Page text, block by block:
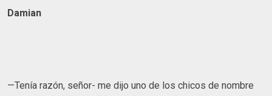
Damian
—Tenía razón, señor- me dijo uno de los chicos de nombre